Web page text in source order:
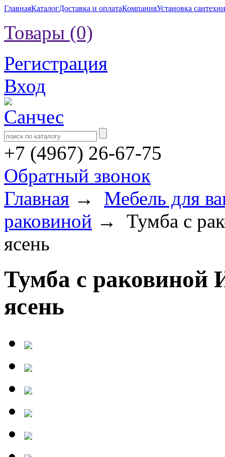
ГлавнаяКаталогДоставка и оплатаКомпанияУстановка
Товары (0)
Регистрация
Вход
+7 (4967) 26-67-75
Обратный звонок
Главная → Мебель для
раковиной → Тумба с
ясень
Тумба с раковиной
ясень